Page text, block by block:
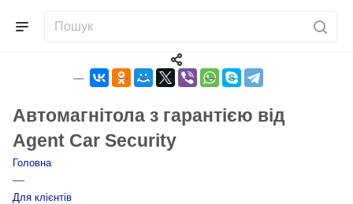
Автомагнітола з гарантією від
Agent Car Security
Головна
—
Для клієнтів